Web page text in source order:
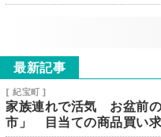
最新記事
[ 紀宝町 ]
家族連れで活気 お盆前
市」 目当ての商品買い